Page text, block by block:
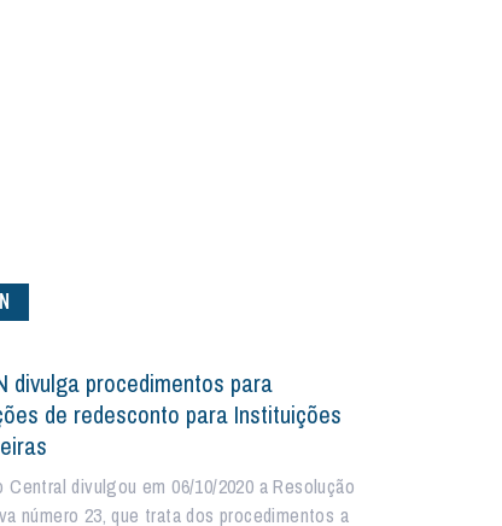
divulga procedimentos para
de redesconto para Instituições
Central divulgou em 06/10/2020 a Resolução
número 23, que trata dos procedimentos a